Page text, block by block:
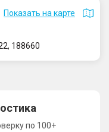
Показать на карте
188660
по 100+